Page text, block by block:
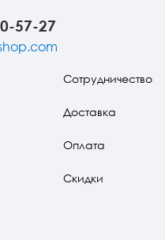
57-27
Сотрудничество
Доставка
Оплата
Скидки